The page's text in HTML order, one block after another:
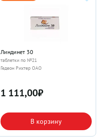
Линдинет 30
таблетки по №21
Гедеон Рихтер ОАО
1 111,00₽
В корзину